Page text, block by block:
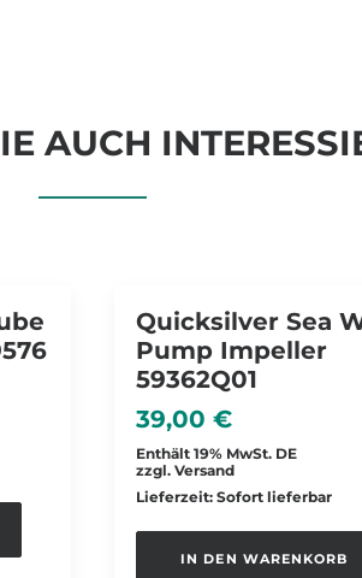
AUCH
Quicksilver Sea
Pump Impeller
59362Q01
39,00 €
Enthält 19% MwSt. DE
zzgl. Versand
Lieferzeit: Sofort lieferbar
IN DEN WARENKORB